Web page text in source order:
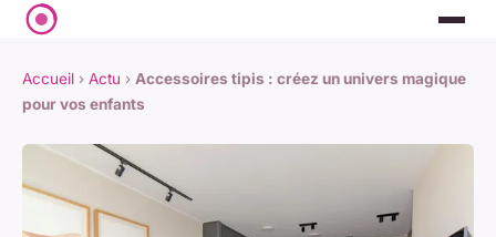
Accueil › Actu › Accessoires tipis : créez un univers magique
pour vos enfants